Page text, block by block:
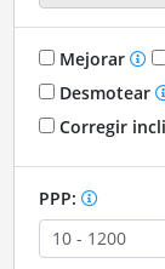
Mejorar
Desmotear
Corregir
PPP: